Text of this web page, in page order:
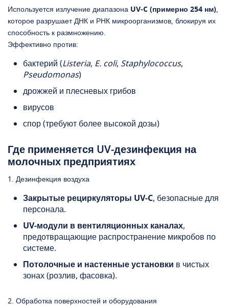
Используется излучение диапазона UV‑C (примерно 254 нм),
которое разрушает ДНК и РНК микроорганизмов, блокируя их
способность к размножению.
Эффективно против:
бактерий (Listeria, E. coli, Staphylococcus,
Pseudomonas)
дрожжей и плесневых грибов
вирусов
спор (требуют более высокой дозы)
Где применяется UV‑дезинфекция на
молочных предприятиях
1. Дезинфекция воздуха
Закрытые рециркуляторы UV‑C, безопасные для
персонала.
UV‑модули в вентиляционных каналах,
предотвращающие распространение микробов по
системе.
Потолочные и настенные установки в чистых
зонах (розлив, фасовка).
2. Обработка поверхностей и оборудования